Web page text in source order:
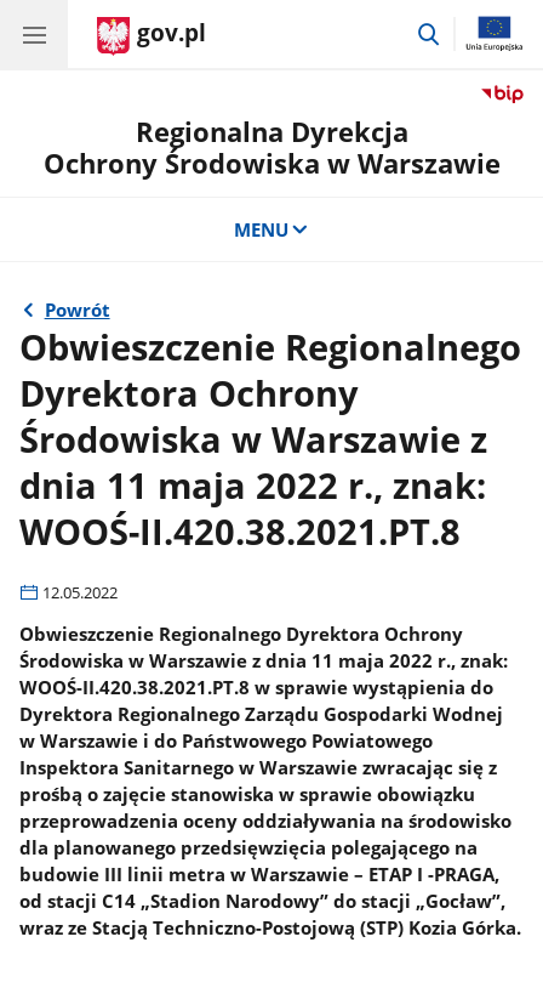
gov.pl
przejdź
Regionalna Dyrekcja
Ochrony Środowiska w Warszawie
MENU
Powrót
Obwieszczenie Regionalnego
Dyrektora Ochrony
Środowiska w Warszawie z
dnia 11 maja 2022 r., znak:
WOOŚ-II.420.38.2021.PT.8
12.05.2022
Obwieszczenie Regionalnego Dyrektora Ochrony
Środowiska w Warszawie z dnia 11 maja 2022 r., znak:
WOOŚ-II.420.38.2021.PT.8 w sprawie wystąpienia do
Dyrektora Regionalnego Zarządu Gospodarki Wodnej
w Warszawie i do Państwowego Powiatowego
Inspektora Sanitarnego w Warszawie zwracając się z
prośbą o zajęcie stanowiska w sprawie obowiązku
przeprowadzenia oceny oddziaływania na środowisko
dla planowanego przedsięwzięcia polegającego na
budowie III linii metra w Warszawie – ETAP I -PRAGA,
od stacji C14 „Stadion Narodowy” do stacji „Gocław”,
wraz ze Stacją Techniczno-Postojową (STP) Kozia Górka.